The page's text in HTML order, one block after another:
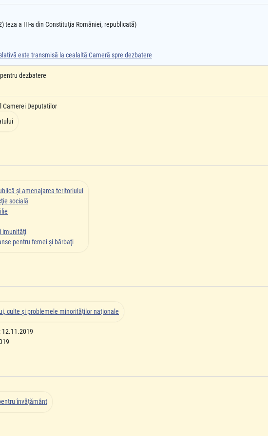
teza a III-a din Constituţia României, republicată)
este transmisă la cealaltă Cameră spre dezbatere
dezbatere
Camerei Deputatilor
şi amenajarea teritoriului
socială
imunităţi
pentru femei şi bărbaţi
culte şi problemele minorităţilor naţionale
12.11.2019
învăţământ